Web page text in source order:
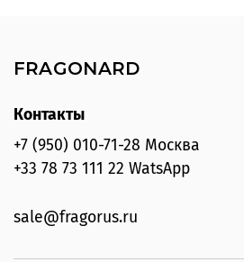
FRAGONARD
Контакты
+7 (950) 010-71-28 Москва
+33 78 73 111 22 WatsApp
sale@fragorus.ru